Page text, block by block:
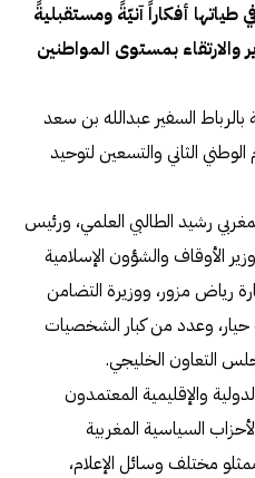
2030" تحمل في طياتها أفكاراً آنيّةً ومستقبليةً
بمستوى المواطنين
بالرباط السفير عبدالله بن سعد
الثاني والتسعين لتوحيد
رشيد الطالبي العلمي، ورئيس
الأوقاف والشؤون الإسلامية
رياض مزور، ووزيرة التضامن
حيار، وعدد من كبار الشخصيات
التعاون الخليجي.
والإقليمية المعتمدون
السياسية المغربية
مختلف وسائل الإعلام،